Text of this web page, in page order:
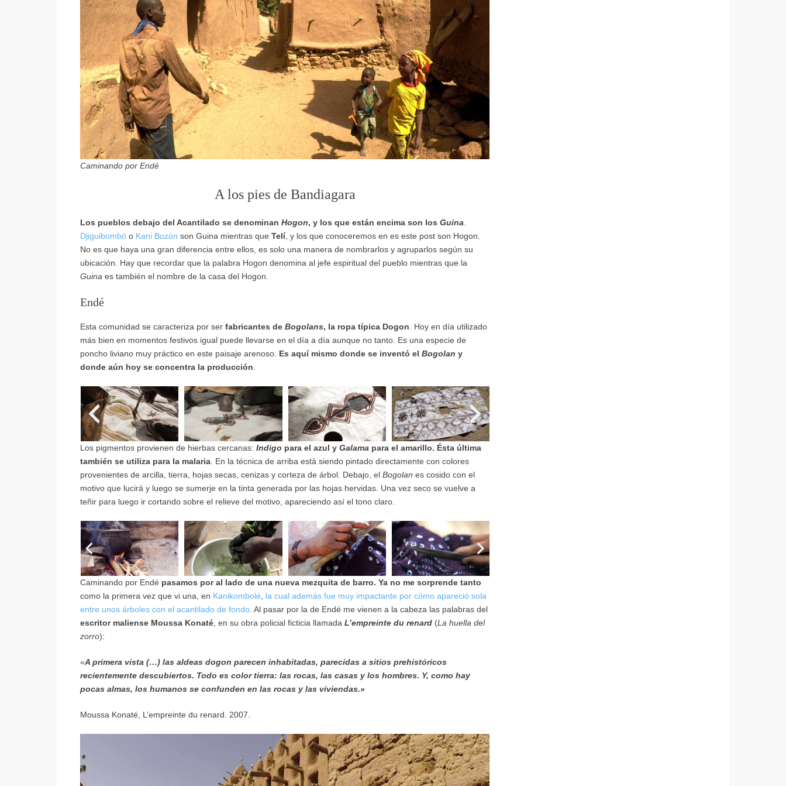
Caminando por Endé
A los pies de Bandiagara
Los pueblos debajo del Acantilado se denominan Hogon, y los que están encima son los Guina
Djiguibombó o Kani Bozón son Guina mientras que Telí, y los que conoceremos en es este post son Hogon.
No es que haya una gran diferencia entre ellos, es solo una manera de nombrarlos y agruparlos según su
ubicación. Hay que recordar que la palabra Hogon denomina al jefe espiritual del pueblo mientras que la
Guina es también el nombre de la casa del Hogon.
Endé
Esta comunidad se caracteriza por ser fabricantes de Bogolans, la ropa típica Dogon . Hoy en día utilizado
más bien en momentos festivos igual puede llevarse en el día a día aunque no tanto. Es una especie de
poncho liviano muy práctico en este paisaje arenoso. Es aquí mismo donde se inventó el Bogolan y
donde aún hoy se concentra la producción
Los pigmentos provienen de hierbas cercanas: Indigo para el azul y Galama para el amarillo. Ésta última
también se utiliza para la malaria. En la técnica de arriba está siendo pintado directamente con colores
provenientes de arcilla, tierra, hojas secas, cenizas y corteza de árbol. Debajo, el Bogolan es cosido con el
motivo que lucirá y luego se sumerje en la tinta generada por las hojas hervidas. Una vez seco se vuelve a
teñir para luego ir cortando sobre el relieve del motivo, apareciendo así el tono claro.
Caminando por Endé pasamos por al lado de una nueva mezquita de barro. Ya no me sorprende tanto
como la primera vez que vi una, en Kanikombolé, la cual además fue muy impactante por cómo apareció sola
entre unos árboles con el acantilado de fondo. Al pasar por la de Endé me vienen a la cabeza las palabras del
escritor maliense Moussa Konaté, en su obra policial ficticia llamada L’empreinte du renard (La huella del
zorro):
«A primera vista (…) las aldeas dogon parecen inhabitadas, parecidas a sitios prehistóricos
recientemente descubiertos. Todo es color tierra: las rocas, las casas y los hombres. Y, como hay
pocas almas, los humanos se confunden en las rocas y las viviendas.»
Moussa Konaté, L’empreinte du renard. 2007.